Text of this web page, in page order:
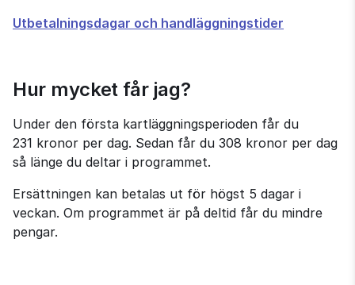
Utbetalningsdagar och handläggningstider
Hur mycket får jag?
Under den första kartläggningsperioden får du
231 kronor per dag. Sedan får du 308 kronor per dag
så länge du deltar i programmet.
Ersättningen kan betalas ut för högst 5 dagar i
veckan. Om programmet är på deltid får du mindre
pengar.